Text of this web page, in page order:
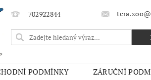
702922844
PODMÍNKY ZÁRUČNÍ